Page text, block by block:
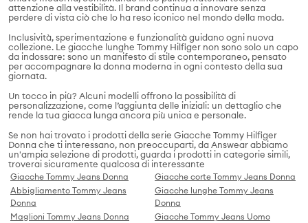
attenzione alla vestibilità. Il brand continua a innovare senza
perdere di vista ciò che lo ha reso iconico nel mondo della moda.
Inclusività, sperimentazione e funzionalità guidano ogni nuova
collezione. Le giacche lunghe Tommy Hilfiger non sono solo un capo
da indossare: sono un manifesto di stile contemporaneo, pensato
per accompagnare la donna moderna in ogni contesto della sua
giornata.
Un tocco in più? Alcuni modelli offrono la possibilità di
personalizzazione, come l’aggiunta delle iniziali: un dettaglio che
rende la tua giacca lunga ancora più unica e personale.
Se non hai trovato i prodotti della serie Giacche Tommy Hilfiger
Donna che ti interessano, non preoccuparti, da Answear abbiamo
un'ampia selezione di prodotti, guarda i prodotti in categorie simili,
troverai sicuramente qualcosa di interessante
Giacche Tommy Jeans Donna
Giacche corte Tommy Jeans Donna
Abbigliamento Tommy Jeans
Donna
Giacche lunghe Tommy Jeans
Donna
Maglioni Tommy Jeans Donna
Giacche Tommy Jeans Uomo